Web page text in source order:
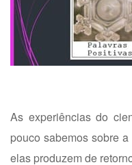
As experiências do
pouco sabemos sobre
elas produzem de